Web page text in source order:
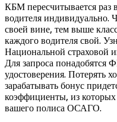
КБМ пересчитывается раз
водителя индивидуально.
своей вине, тем выше
каждого водителя свой.
Национальной
Для запроса понадобятся
удостоверения. Потерять
зарабатывать бонус
коэффициенты, из которых
вашего полиса ОСАГО.